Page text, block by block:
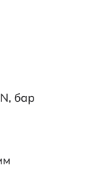
бар